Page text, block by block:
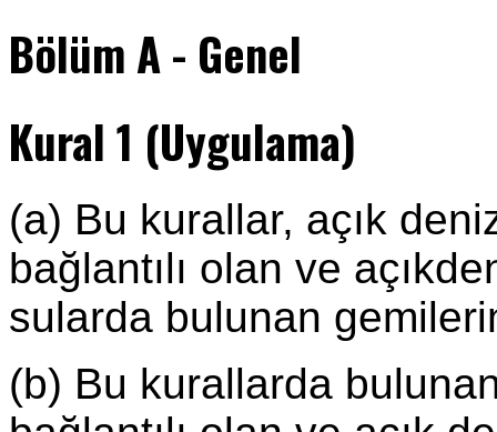
Bölüm A - Genel
Kural 1 (Uygulama)
(a) Bu kurallar, açık
bağlantılı olan ve
sularda bulunan
(b) Bu kurallarda